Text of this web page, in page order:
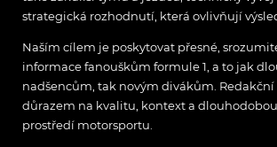
strategická rozhodnutí, která ovlivňují
Naším cílem je poskytovat přesné,
informace fanouškům formule 1, a to jak
nadšencům, tak novým divákům. Redakční
důrazem na kvalitu, kontext a
prostředí motorsportu.